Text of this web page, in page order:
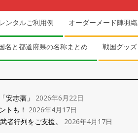
ンタルご利用例 オーダーメード陣羽織
名と都道府県の名称まとめ 戦国グッズ
安志藩」
2026年6月22日
トも！ 2026年4月17日
者行列をご支援。
2026年4月17日